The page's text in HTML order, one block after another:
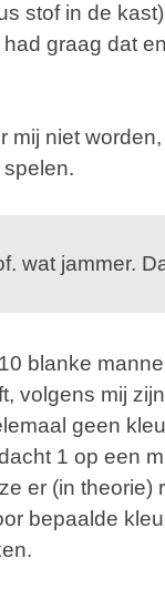
stof in de
graag dat
mij niet
wat jammer.
blanke
volgens mij
geen
1 op een
er (in theorie)
bepaalde